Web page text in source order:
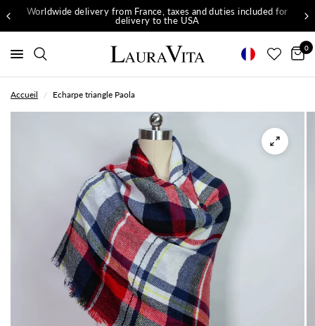
Worldwide delivery from France, taxes and duties included for
delivery to the USA
0
Accueil / Echarpe triangle Paola